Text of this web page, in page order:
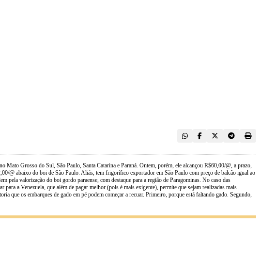
Mato Grosso do Sul, São Paulo, Santa Catarina e Paraná. Ontem, porém, ele alcançou R$60,00/@, a prazo,
@ abaixo do boi de São Paulo. Aliás, tem frigorífico exportador em São Paulo com preço de balcão igual ao
pela valorização do boi gordo paraense, com destaque para a região de Paragominas. No caso das
a Venezuela, que além de pagar melhor (pois é mais exigente), permite que sejam realizadas mais
que os embarques de gado em pé podem começar a recuar. Primeiro, porque está faltando gado. Segundo,